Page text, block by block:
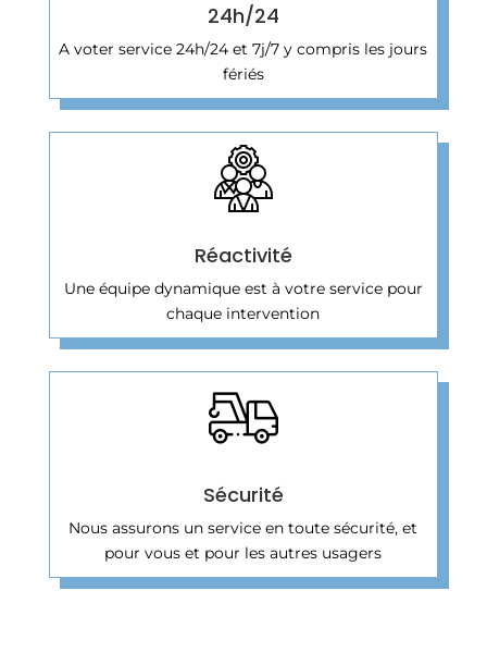
24h/24
A voter service 24h/24 et 7j/7 y compris les jours
fériés
Réactivité
Une équipe dynamique est à votre service pour
chaque intervention
Sécurité
Nous assurons un service en toute sécurité, et
pour vous et pour les autres usagers